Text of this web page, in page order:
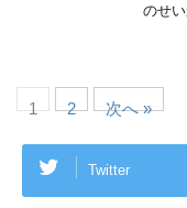
のせ
1 2 次へ »
Twitter